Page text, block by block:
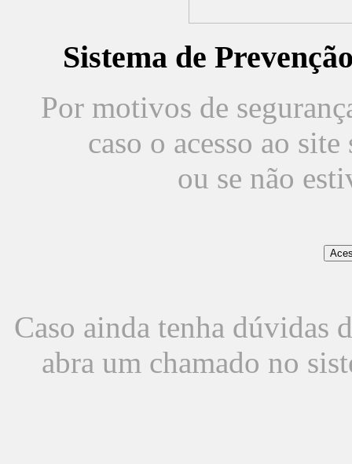
Sistema de
Por motivos de
caso o acesso ao
ou se não
Caso ainda tenha dúvidas
abra um chamado no